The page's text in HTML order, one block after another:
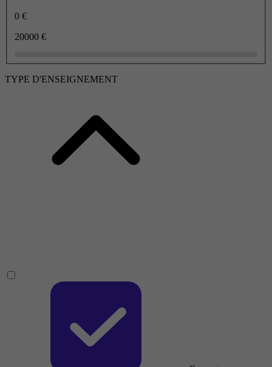
0 €
20000 €
TYPE D'ENSEIGNEMENT